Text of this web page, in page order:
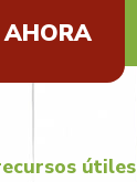
útiles